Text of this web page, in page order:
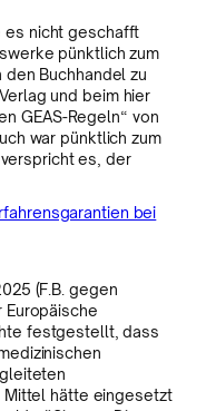
es nicht geschafft
pünktlich zum
den Buchhandel zu
und beim hier
GEAS-Regeln“ von
war pünktlich zum
es, der
bei
(F.B. gegen
Europäische
festgestellt, dass
Mittel hätte eingesetzt